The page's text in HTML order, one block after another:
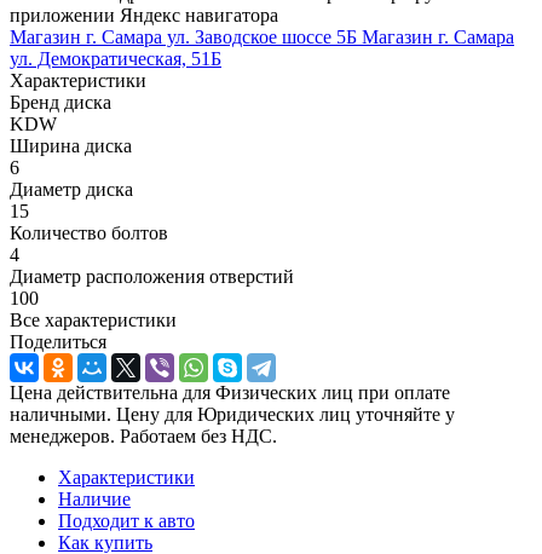
приложении Яндекс навигатора
Магазин г. Самара ул. Заводское шоссе 5Б Магазин г. Самара
ул. Демократическая, 51Б
Характеристики
Бренд диска
KDW
Ширина диска
6
Диаметр диска
15
Количество болтов
4
Диаметр расположения отверстий
100
Все характеристики
Поделиться
Цена действительна для Физических лиц при оплате
наличными. Цену для Юридических лиц уточняйте у
менеджеров. Работаем без НДС.
Характеристики
Наличие
Подходит к авто
Как купить